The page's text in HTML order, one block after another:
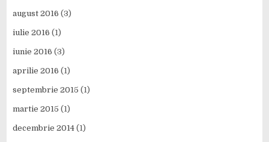
august 2016 (3)
iulie 2016 (1)
iunie 2016 (3)
aprilie 2016 (1)
septembrie 2015 (1)
martie 2015 (1)
decembrie 2014 (1)